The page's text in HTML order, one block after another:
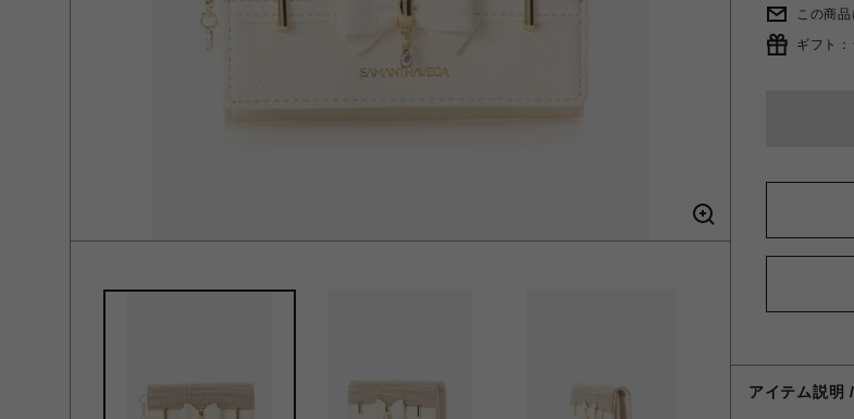
この商
ギフト
アイテム説明